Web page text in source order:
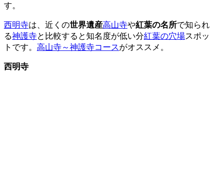
す。
西明寺は、近くの世界遺産高山寺や紅葉の名所で知られ
る神護寺と比較すると知名度が低い分紅葉の穴場スポッ
トです。 高山寺～神護寺コース がオススメ。
西明寺